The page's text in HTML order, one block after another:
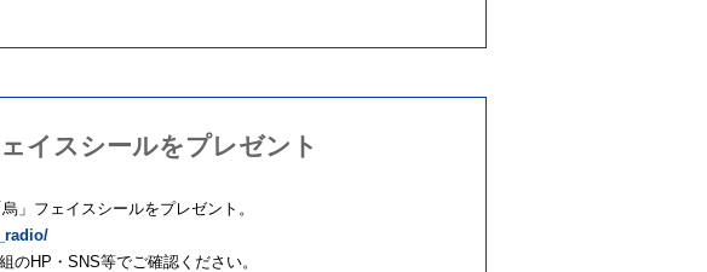
イスシールをプレゼント
」フェイスシールをプレゼント。
HP・SNS等でご確認ください。